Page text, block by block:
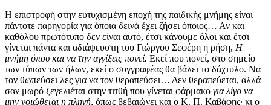
Η επιστροφή στην ευτυχισμένη εποχή της παιδικής μνήμης είναι
πάντοτε παρηγορία για όποια δεινά έχει ζήσει όποιος… Αν και
καθόλου πρωτότυπο δεν είναι αυτό, έτσι κάνουμε όλοι και έτσι
γίνεται πάντα και αδιάψευστη του Γιώργου Σεφέρη η ρήση, Η
μνήμη όπου και να την αγγίξεις πονεί. Εκεί που πονεί, στο σημείο
των τύπων των ήλων, εκεί ο συγγραφέας θα βάλει το δάχτυλο. Να
τον θωπεύσει λες για να τον θεραπεύσει… Δεν θεραπεύεται, αλλά
σαν μωρό ξεγελιέται στην τιτθή που γίνεται φάρμακο για λίγο να
μην νοιώθεται η πληγή, όπως βεβαιώνει και ο Κ. Π. Καβάφης∙ κι ο